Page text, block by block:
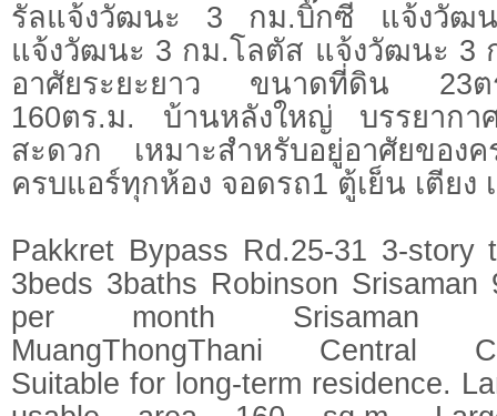
รัลแจ้งวัฒนะ 3 กม.บิ๊กซี แจ้งวัฒ
แจ้งวัฒนะ 3 กม.โลตัส แจ้งวัฒนะ 3
อาศัยระยะยาว ขนาดที่ดิน 23
160ตร.ม. บ้านหลังใหญ่ บรรยากา
สะดวก เหมาะสำหรับอยู่อาศัยของค
ครบแอร์ทุกห้อง จอดรถ1 ตู้เย็น เตียง
Pakkret Bypass Rd.25-31 3-story
3beds 3baths Robinson Srisaman
per month Srisaman
MuangThongThani Central
Suitable for long-term residence.